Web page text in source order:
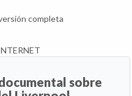
completa
sobre